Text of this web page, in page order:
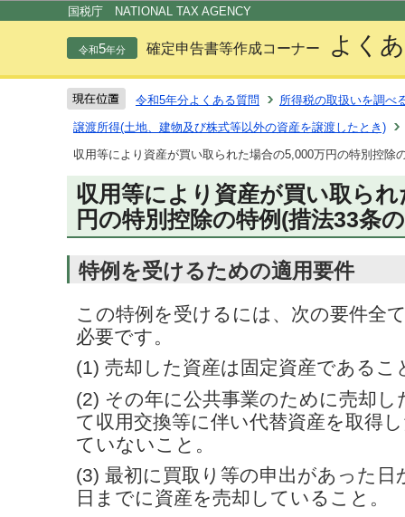
国税庁 NATIONAL TAX AGENCY
令和5年分 確定申告書等作成コーナー よく
令和5年分よくある質問
所得税の取扱いを調べ
譲渡所得(土地、建物及び株式等以外の資産を譲渡したとき)
収用等により資産が買い取られた場合の5,000万円の特別控除
収用等により資産が買い取ら
円の特別控除の特例(措法33条
特例を受けるための適用要件
この特例を受けるには、次の要件全
必要です。
(1) 売却した資産は固定資産であるこ
(2) その年に公共事業のために売却
て収用交換等に伴い代替資産を取得
ていないこと。
(3) 最初に買取り等の申出があった
日までに資産を売却していること。